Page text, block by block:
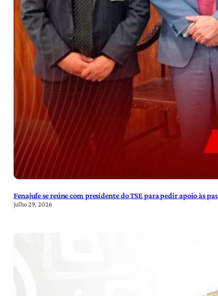
Fenajufe se reúne com presidente do TSE para pedir apoio às
julho 29, 2026